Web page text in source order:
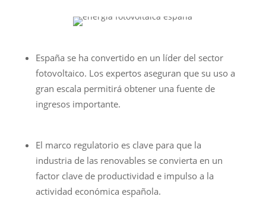
España se ha convertido en un líder del sector
fotovoltaico. Los expertos aseguran que su uso a
gran escala permitirá obtener una fuente de
ingresos importante.
El marco regulatorio es clave para que la
industria de las renovables se convierta en un
factor clave de productividad e impulso a la
actividad económica española.